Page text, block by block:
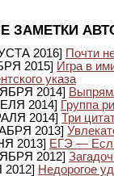
ЗАМЕТКИ
2016] Почти
2015] Игра в
указа
2014]
2014] Группа
2014] Три
2013]
2013] ЕГЭ —
2012]
Недорогое